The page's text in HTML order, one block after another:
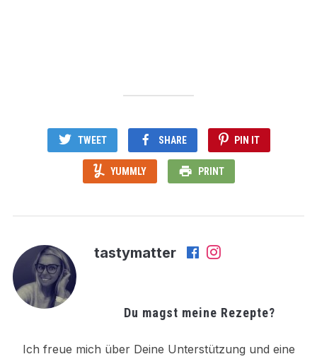
TWEET SHARE PIN IT
YUMMLY PRINT
tastymatter
Du magst meine Rezepte?
Ich freue mich über Deine Unterstützung und eine